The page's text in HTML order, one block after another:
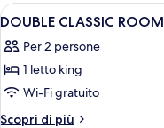
Apri
tutte
le
foto
per
DOUBLE
3
DOUBLE CLASSIC ROOM
Per 2 persone
1 letto king
Wi-Fi gratuito
Scopri di più
Altri